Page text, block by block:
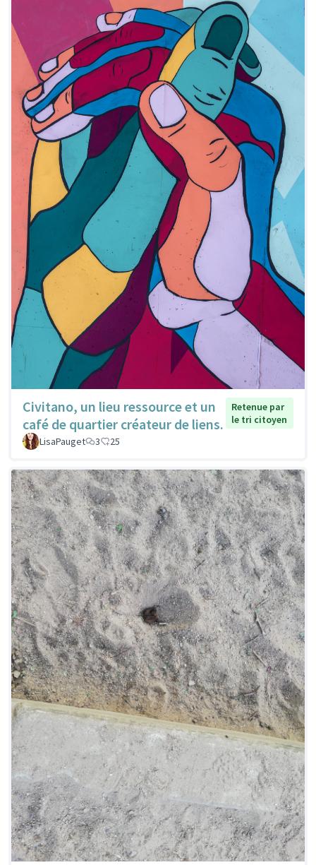
Civitano, un lieu ressource et un
café de quartier créateur de liens.
Retenue par
le tri citoyen
LisaPauget
3 25